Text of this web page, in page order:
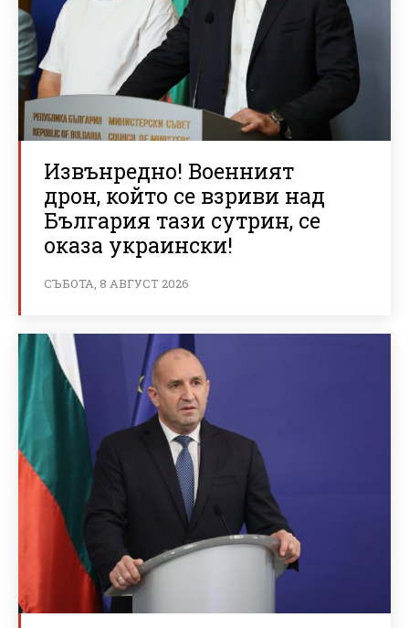
Извънредно! Военният
дрон, който се взриви над
България тази сутрин, се
оказа украински!
СЪБОТА, 8 АВГУСТ 2026